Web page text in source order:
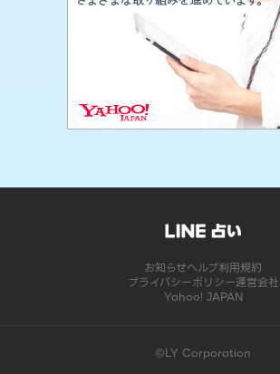
お知らせヘルプ利用規約
プライバシーポリシー運営会社
Yahoo! JAPAN
©LY Corporation